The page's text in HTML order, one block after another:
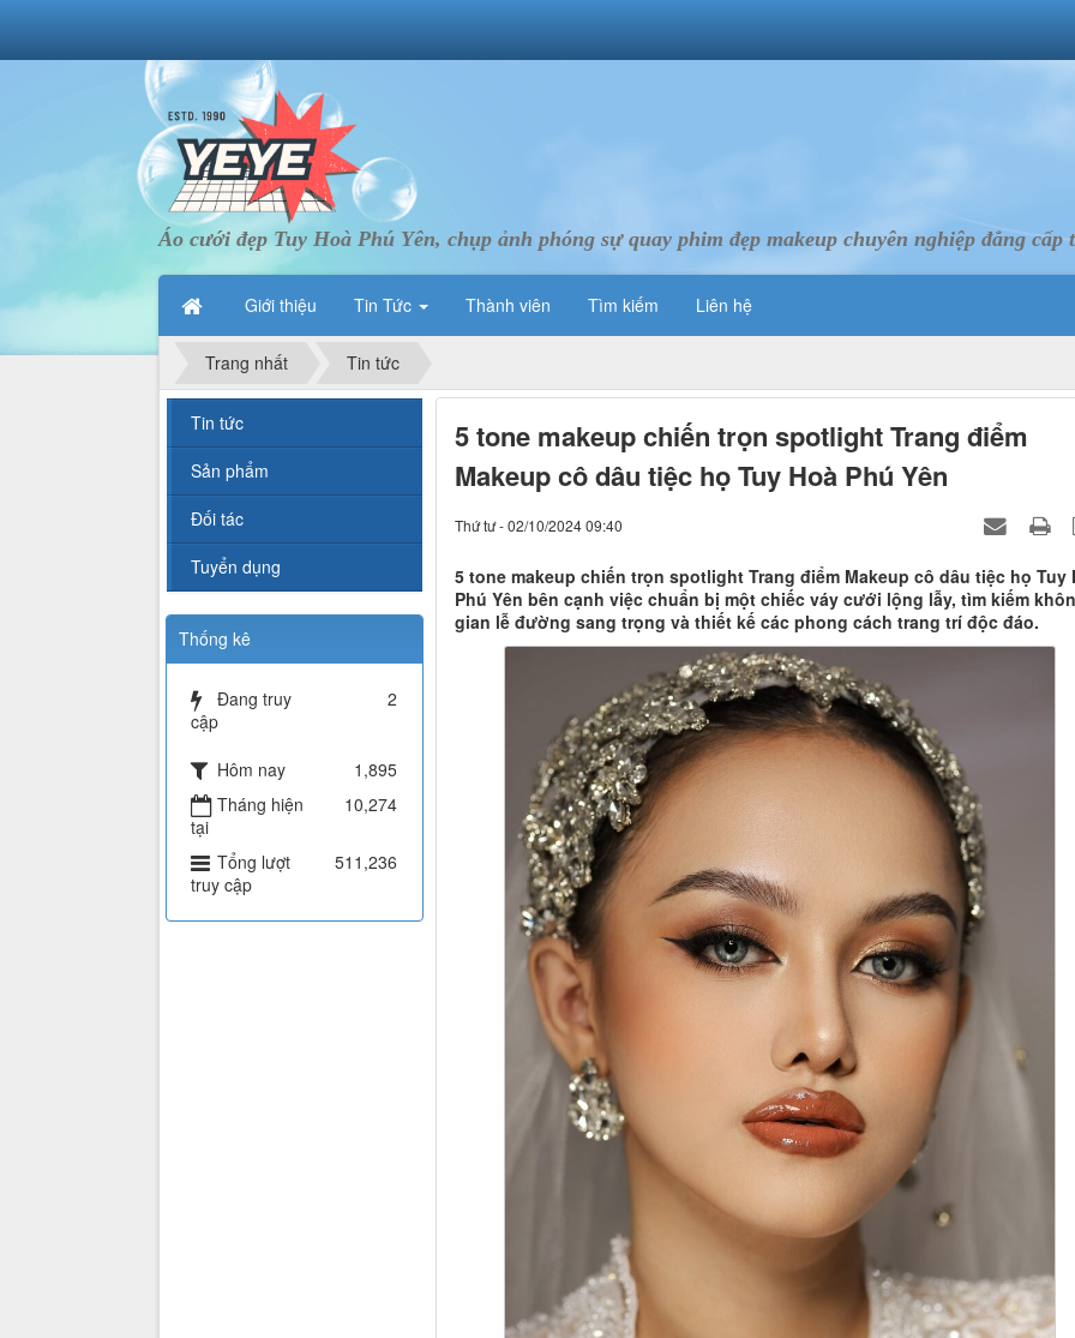
Áo cưới đẹp Tuy Hoà Phú Yên, chụp ảnh phóng sự quay phim đẹp makeup chuyên nghiệp đẳng cấp
Giới thiệu Tin Tức Thành viên Tìm kiếm Liên hệ
Trang nhất Tin tức
5 tone makeup chiến trọn spotlight Trang điểm
Makeup cô dâu tiệc họ Tuy Hoà Phú Yên
Thứ tư - 02/10/2024 09:40
5 tone makeup chiến trọn spotlight Trang điểm Makeup cô dâu tiệc họ Tuy
Phú Yên bên cạnh việc chuẩn bị một chiếc váy cưới lộng lẫy, tìm kiếm
gian lễ đường sang trọng và thiết kế các phong cách trang trí độc đáo.
Tin tức
Sản phẩm
Đối tác
Tuyển dụng
Thống kê
Đang truy
cập
2
Hôm nay
1,895
Tháng hiện
tại
10,274
Tổng lượt
truy cập
511,236